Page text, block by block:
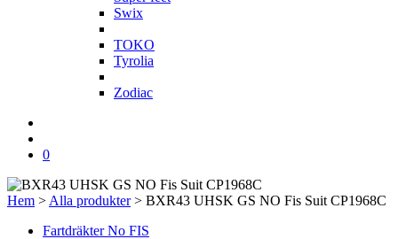
Swix
TOKO
Tyrolia
Zodiac
0
Hem > Alla produkter> BXR43 UHSK GS NO Fis Suit CP1968C
Fartdräkter No FIS